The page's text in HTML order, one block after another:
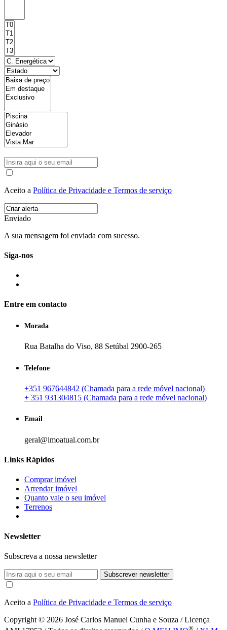
Aceito a Política de Privacidade e Termos de serviço
Enviado
A sua mensagem foi enviada com sucesso.
Siga-nos
Entre em contacto
Morada
Rua Batalha do Viso, 88 Setúbal 2900-265
Telefone
+351 967644842 (Chamada para a rede móvel nacional)
+ 351 931304815 (Chamada para a rede móvel nacional)
Email
geral@imoatual.com.br
Links Rápidos
Comprar imóvel
Arrendar imóvel
Quanto vale o seu imóvel
Terrenos
Newsletter
Subscreva a nossa newsletter
Subscrever newsletter
Aceito a Política de Privacidade e Termos de serviço
Copyright © 2026 José Carlos Manuel Cunha e Souza / Licença
®